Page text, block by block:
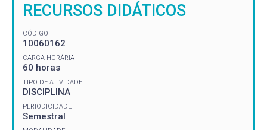
RECURSOS DIDÁTICOS
CÓDIGO
10060162
CARGA HORÁRIA
60 horas
TIPO DE ATIVIDADE
DISCIPLINA
PERIODICIDADE
Semestral